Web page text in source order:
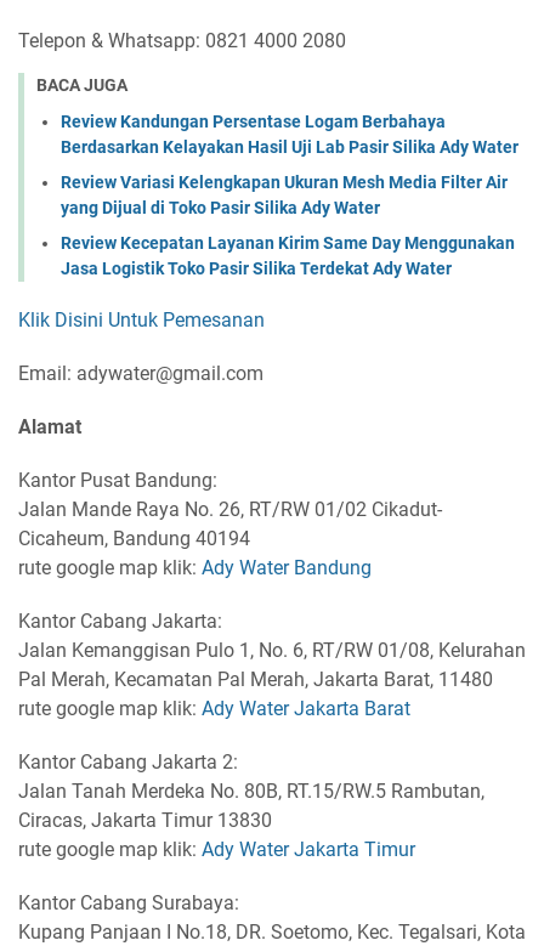
Telepon & Whatsapp: 0821 4000 2080
BACA JUGA
Review Kandungan Persentase Logam Berbahaya
Berdasarkan Kelayakan Hasil Uji Lab Pasir Silika Ady Water
Review Variasi Kelengkapan Ukuran Mesh Media Filter Air
yang Dijual di Toko Pasir Silika Ady Water
Review Kecepatan Layanan Kirim Same Day Menggunakan
Jasa Logistik Toko Pasir Silika Terdekat Ady Water
Klik Disini Untuk Pemesanan
Email: adywater@gmail.com
Alamat
Kantor Pusat Bandung:
Jalan Mande Raya No. 26, RT/RW 01/02 Cikadut-
Cicaheum, Bandung 40194
rute google map klik: Ady Water Bandung
Kantor Cabang Jakarta:
Jalan Kemanggisan Pulo 1, No. 6, RT/RW 01/08, Kelurahan
Pal Merah, Kecamatan Pal Merah, Jakarta Barat, 11480
rute google map klik: Ady Water Jakarta Barat
Kantor Cabang Jakarta 2:
Jalan Tanah Merdeka No. 80B, RT.15/RW.5 Rambutan,
Ciracas, Jakarta Timur 13830
rute google map klik: Ady Water Jakarta Timur
Kantor Cabang Surabaya:
Kupang Panjaan I No.18, DR. Soetomo, Kec. Tegalsari, Kota